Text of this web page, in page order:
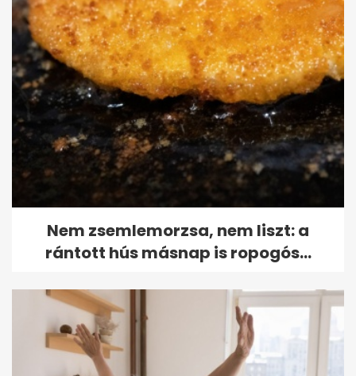
Nem zsemlemorzsa, nem liszt: a
rántott hús másnap is ropogós...